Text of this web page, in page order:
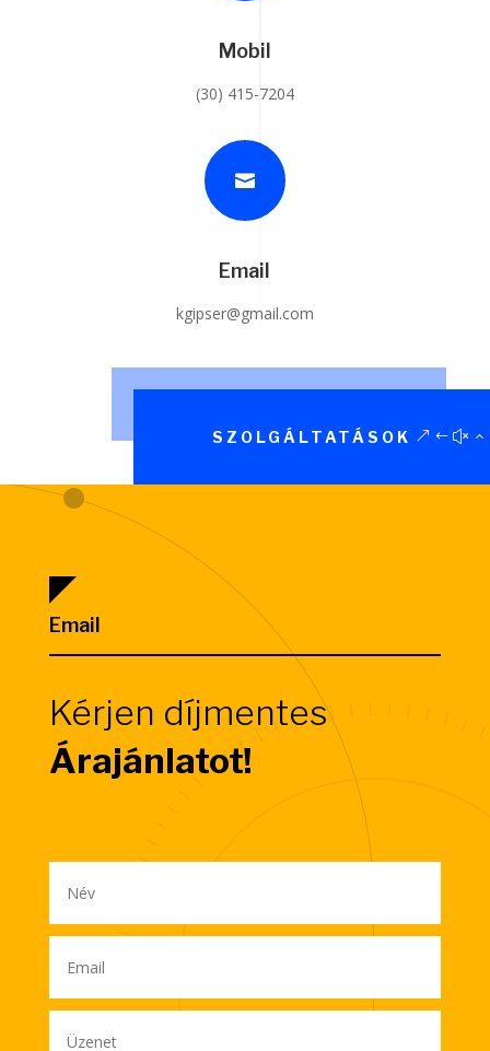
Mobil
(30) 415-7204

Email
kgipser@gmail.com
SZOLGÁLTATÁSOK
Email
Kérjen díjmentes
Árajánlatot!